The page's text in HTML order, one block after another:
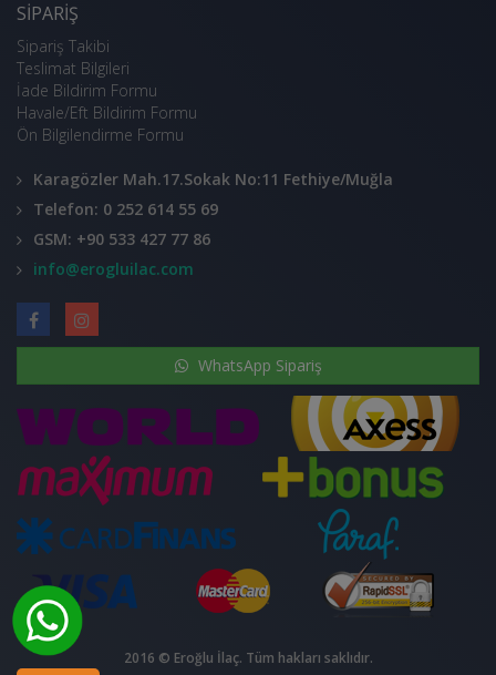
SIPARIŞ
Sipariş Takibi
Teslimat Bilgileri
İade Bildirim Formu
Havale/Eft Bildirim Formu
Ön Bilgilendirme Formu
Karagözler Mah.17.Sokak No:11 Fethiye/Muğla
Telefon: 0 252 614 55 69
GSM: +90 533 427 77 86
info@erogluilac.com
WhatsApp Sipariş
2016 © Eroğlu İlaç. Tüm hakları saklıdır.